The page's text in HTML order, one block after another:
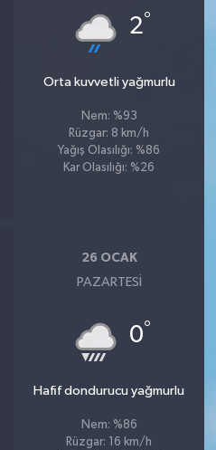
2°
Orta kuvvetli yağmurlu
Nem: %93
Rüzgar: 8 km/h
Yağış Olasılığı: %86
Kar Olasılığı: %26
26 OCAK
PAZARTESI
0°
Hafif dondurucu yağmurlu
Nem: %86
Rüzgar: 16 km/h